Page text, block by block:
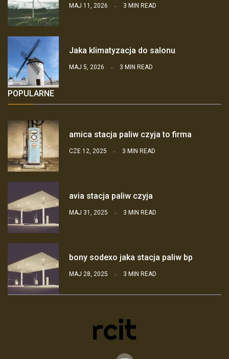
MAJ 11, 2026 3 MIN READ
Jaka klimatyzacja do salonu
MAJ 5, 2026 3 MIN READ
POPULARNE
amica stacja paliw czyja to firma
CZE 12, 2025 3 MIN READ
avia stacja paliw czyja
MAJ 31, 2025 3 MIN READ
bony sodexo jaka stacja paliw bp
MAJ 28, 2025 3 MIN READ